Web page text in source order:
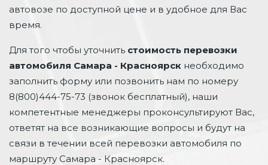
автовозе по доступной цене и в удобное для Вас
время.
Для того чтобы уточнить стоимость перевозки
автомобиля Самара - Красноярск необходимо
заполнить форму или позвонить нам по номеру
8(800)444-75-73 (звонок бесплатный), наши
компетентные менеджеры проконсультируют Вас,
ответят на все возникающие вопросы и будут на
связи в течении всей перевозки автомобиля по
маршруту Самара - Красноярск.